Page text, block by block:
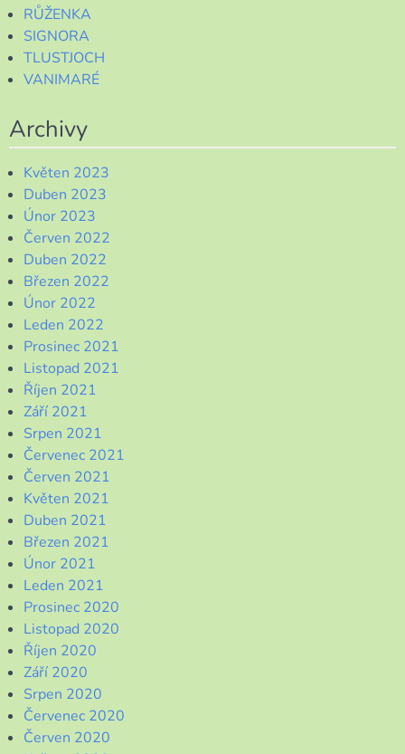
RŮŽENKA
SIGNORA
TLUSTJOCH
VANIMARÉ
Archivy
Květen 2023
Duben 2023
Únor 2023
Červen 2022
Duben 2022
Březen 2022
Únor 2022
Leden 2022
Prosinec 2021
Listopad 2021
Říjen 2021
Září 2021
Srpen 2021
Červenec 2021
Červen 2021
Květen 2021
Duben 2021
Březen 2021
Únor 2021
Leden 2021
Prosinec 2020
Listopad 2020
Říjen 2020
Září 2020
Srpen 2020
Červenec 2020
Červen 2020